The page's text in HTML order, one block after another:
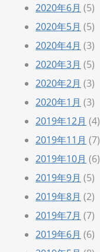
2020年6月 (5)
2020年5月 (5)
2020年4月 (3)
2020年3月 (5)
2020年2月 (3)
2020年1月 (3)
2019年12月 (4)
2019年11月 (7)
2019年10月 (6)
2019年9月 (5)
2019年8月 (2)
2019年7月 (7)
2019年6月 (6)